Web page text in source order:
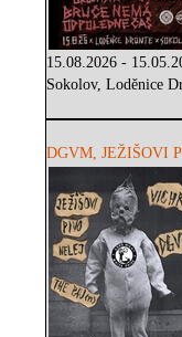
15.08.2026 -
Sokolov, Loděnice
DGVM, JEŽIŠOVI